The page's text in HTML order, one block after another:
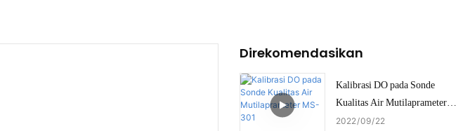
Direkomendasikan
Kalibrasi DO pada Sonde
Kualitas Air Mutilaprameter
MS-301
2022 09 22